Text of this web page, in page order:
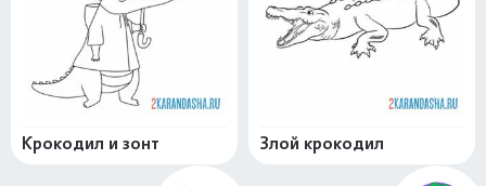
Крокодил и зонт Злой крокодил